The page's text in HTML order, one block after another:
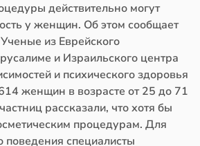
действительно могут
у женщин. Об этом сообщает
из Еврейского
и Израильского центра
и психического здоровья
женщин в возрасте от 25 до 71
рассказали, что хотя бы
процедурам. Для
поведения специалисты